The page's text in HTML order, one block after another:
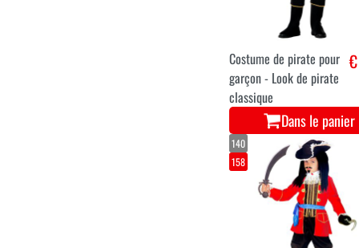
Costume de pirate pour
garçon - Look de pirate
classique
Dans le panier
140
158